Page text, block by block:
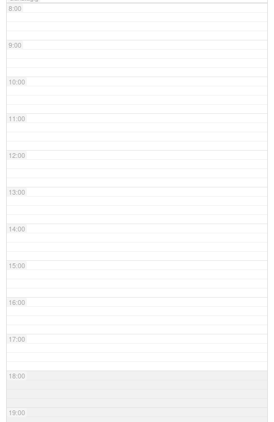
8:00
9:00
10:00
11:00
12:00
13:00
14:00
15:00
16:00
17:00
18:00
19:00